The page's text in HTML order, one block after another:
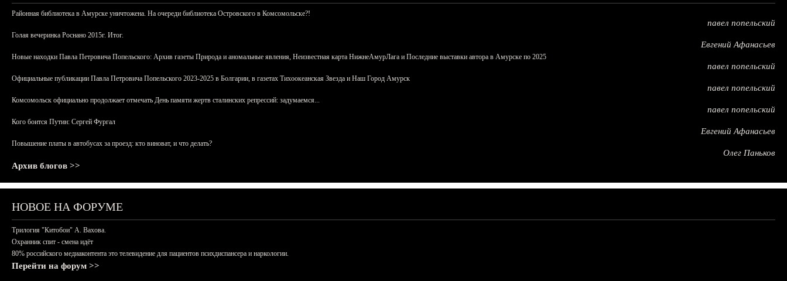
Районная библиотека в Амурске уничтожена. На очереди библиотека Островского в Комсомольске?!
павел попельский
Голая вечеринка Роснано 2015г. Итог.
Евгений Афанасьев
Новые находки Павла Петровича Попельского: Архив газеты Природа и аномальные явления, Неизвестная карта НижнеАмурЛага и Последние выставки автора в Амурске по 2025
павел попельский
Официальные публикации Павла Петровича Попельского 2023-2025 в Болгарии, в газетах Тихоокеанская Звезда и Наш Город Амурск
павел попельский
Комсомольск официально продолжает отмечать День памяти жертв сталинских репрессий: задумаемся...
павел попельский
Кого боится Путин: Сергей Фургал
Евгений Афанасьев
Повышение платы в автобусах за проезд: кто виноват, и что делать?
Олег Паньков
Архив блогов >>
НОВОЕ НА ФОРУМЕ
Трилогия "Китобои" А. Вахова.
Охранник спит - смена идёт
80% российского медиаконтента это телевидение для пациентов психдиспансера и наркологии.
Перейти на форум >>